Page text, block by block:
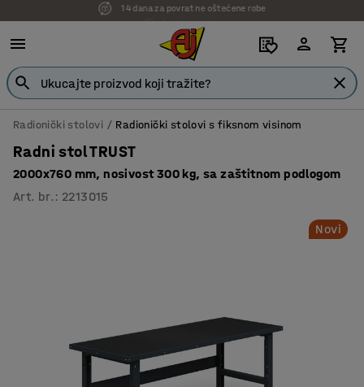
7 godina garancije
Radionički stolovi Radionički stolovi s fiksnom visinom
Radni stol TRUST
2000x760 mm, nosivost 300 kg, sa zaštitnom podlogom
Art. br. : 2213015
Novi